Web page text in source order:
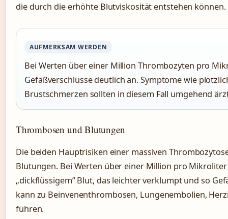
die durch die erhöhte Blutviskosität entstehen können.
AUFMERKSAM WERDEN
Bei Werten über einer Million Thrombozyten pro
Gefäßverschlüsse deutlich an. Symptome wie
Brustschmerzen sollten in diesem Fall umgehend
Thrombosen und Blutungen
Die beiden Hauptrisiken einer massiven
Blutungen. Bei Werten über einer Million pro
„dickflüssigem” Blut, das leichter verklumpt und so
kann zu Beinvenenthrombosen, Lungenembolien,
führen.